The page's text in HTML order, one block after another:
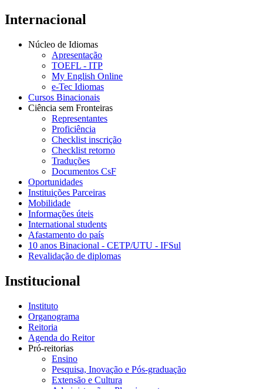
Internacional
Núcleo de Idiomas
Apresentação
TOEFL - ITP
My English Online
e-Tec Idiomas
Cursos Binacionais
Ciência sem Fronteiras
Representantes
Proficiência
Checklist inscrição
Checklist retorno
Traduções
Documentos CsF
Oportunidades
Instituições Parceiras
Mobilidade
Informações úteis
International students
Afastamento do país
10 anos Binacional - CETP/UTU - IFSul
Revalidação de diplomas
Institucional
Instituto
Organograma
Reitoria
Agenda do Reitor
Pró-reitorias
Ensino
Pesquisa, Inovação e Pós-graduação
Extensão e Cultura